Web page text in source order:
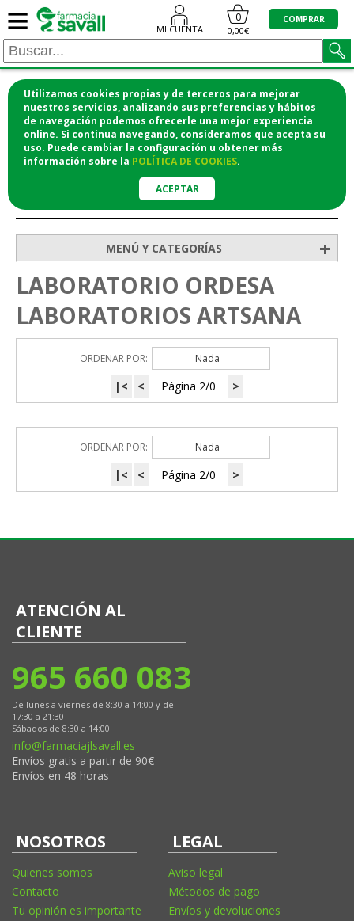
Utilizamos cookies propias y de terceros para mejorar
nuestros servicios, analizando sus preferencias y hábitos
de navegación podemos ofrecerle una mejor experiencia
online. Si continua navegando, consideramos que acepta su
uso. Puede cambiar la configuración u obtener más
información sobre la POLÍTICA DE COOKIES.
ACEPTAR
≡ MI CUENTA
0
0,00€
COMPRAR
¡COMPRA CÓMODAMENTE DESDE CASA Y RECOGE
EN LA FARMACIA!
o si lo prefieres te lo mandamos a casa
MENÚ Y CATEGORÍAS +
LABORATORIO ORDESA
LABORATORIOS ARTSANA
ORDENAR POR: Nada
|< < Página 2/0 >
ORDENAR POR: Nada
|< < Página 2/0 >
ATENCIÓN AL
CLIENTE
965 660 083
De lunes a viernes de 8:30 a 14:00 y de
17:30 a 21:30
Sábados de 8:30 a 14:00
info@farmaciajlsavall.es
Envíos gratis a partir de 90€
Envíos en 48 horas
NOSOTROS
Quienes somos
Contacto
Tu opinión es importante
LEGAL
Aviso legal
Métodos de pago
Envíos y devoluciones